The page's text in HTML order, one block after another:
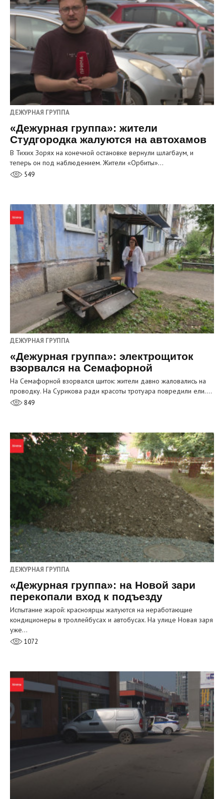
ДЕЖУРНАЯ ГРУППА
«Дежурная группа»: жители
Студгородка жалуются на автохамов
В Тихих Зорях на конечной остановке вернули шлагбаум, и
теперь он под наблюдением. Жители «Орбиты»…
549
ДЕЖУРНАЯ ГРУППА
«Дежурная группа»: электрощиток
взорвался на Семафорной
На Семафорной взорвался щиток: жители давно жаловались на
проводку. На Сурикова ради красоты тротуара повредили ели.…
849
ДЕЖУРНАЯ ГРУППА
«Дежурная группа»: на Новой зари
перекопали вход к подъезду
Испытание жарой: красноярцы жалуются на неработающие
кондиционеры в троллейбусах и автобусах. На улице Новая заря
уже…
1072